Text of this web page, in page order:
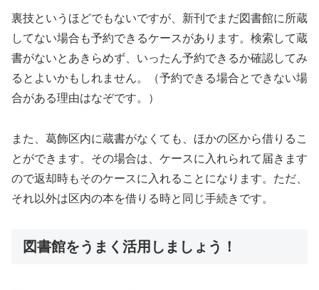
裏技というほどでもないですが、新刊でまだ図書館に所蔵
してない場合も予約できるケースがあります。検索して蔵
書がないとあきらめず、いったん予約できるか確認してみ
るとよいかもしれません。（予約できる場合とできない場
合がある理由はなぞです。）
また、葛飾区内に蔵書がなくても、ほかの区から借りるこ
とができます。その場合は、ケースに入れられて届きます
ので返却時もそのケースに入れることになります。ただ、
それ以外は区内の本を借りる時と同じ手続きです。
図書館をうまく活用しましょう！